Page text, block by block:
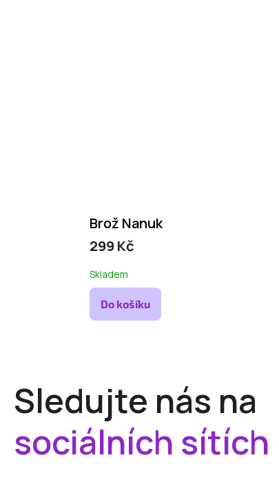
Brož Nanuk
299 Kč
Skladem
Do košíku
Sledujte nás na
sociálních sítích